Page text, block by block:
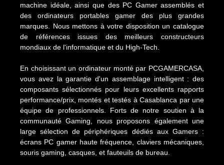
machine idéale, ainsi que des PC Gamer assemblés et
des ordinateurs portables gamer des plus grandes
marques. Nous mettons à votre disposition un catalogue
de références issues des meilleurs constructeurs
mondiaux de l'informatique et du High-Tech.
En choisissant un ordinateur monté par PCGAMERCASA,
vous avez la garantie d'un assemblage intelligent : des
composants sélectionnés pour leurs excellents rapports
performance/prix, montés et testés à Casablanca par une
équipe de professionnels. Forts de notre soutien à la
communauté Gaming, nous proposons également une
large sélection de périphériques dédiés aux Gamers :
écrans PC gamer haute fréquence, claviers mécaniques,
souris gaming, casques, et fauteuils de bureau.